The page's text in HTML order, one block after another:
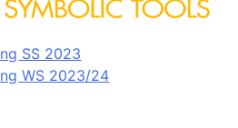
SS 2023
WS 2023/24